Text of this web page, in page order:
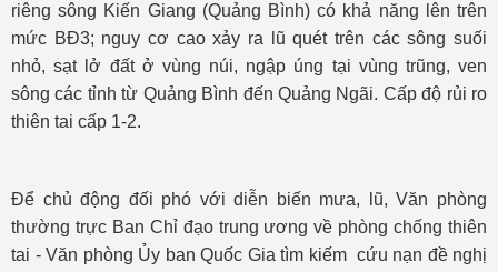
riêng sông Kiến Giang (Quảng Bình) có khả năng lên trên
mức BĐ3; nguy cơ cao xảy ra lũ quét trên các sông suối
nhỏ, sạt lở đất ở vùng núi, ngập úng tại vùng trũng, ven
sông các tỉnh từ Quảng Bình đến Quảng Ngãi. Cấp độ rủi ro
thiên tai cấp 1-2.
Để chủ động đối phó với diễn biến mưa, lũ, Văn phòng
thường trực Ban Chỉ đạo trung ương về phòng chống thiên
tai - Văn phòng Ủy ban Quốc Gia tìm kiếm cứu nạn đề nghị